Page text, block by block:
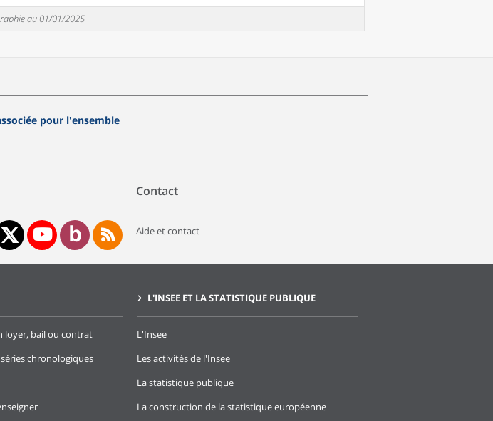
au 01/01/2025
pour l'ensemble
Contact
Aide et contact
loyer, bail ou contrat
chronologiques
L'INSEE ET LA STATISTIQUE PUBLIQUE
L'Insee
Les activités de l'Insee
La statistique publique
La construction de la statistique européenne